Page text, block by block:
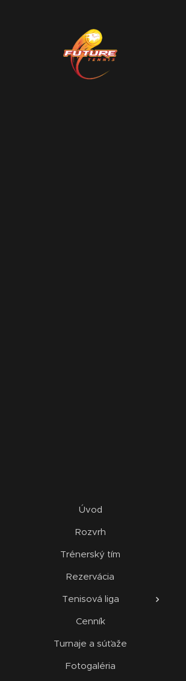
Úvod
Rozvrh
Trénerský tím
Rezervácia
Tenisová liga
Cenník
Turnaje a súťaže
Fotogaléria